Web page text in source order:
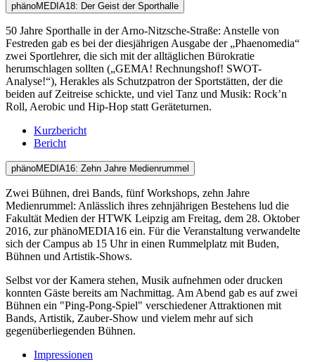
phänoMEDIA18: Der Geist der Sporthalle
50 Jahre Sporthalle in der Arno-Nitzsche-Straße: Anstelle von
Festreden gab es bei der diesjährigen Ausgabe der „Phaenomedia“
zwei Sportlehrer, die sich mit der alltäglichen Bürokratie
herumschlagen sollten („GEMA! Rechnungshof! SWOT-
Analyse!“), Herakles als Schutzpatron der Sportstätten, der die
beiden auf Zeitreise schickte, und viel Tanz und Musik: Rock’n
Roll, Aerobic und Hip-Hop statt Geräteturnen.
Kurzbericht
Bericht
phänoMEDIA16: Zehn Jahre Medienrummel
Zwei Bühnen, drei Bands, fünf Workshops, zehn Jahre
Medienrummel: Anlässlich ihres zehnjährigen Bestehens lud die
Fakultät Medien der HTWK Leipzig am Freitag, dem 28. Oktober
2016, zur phänoMEDIA16 ein. Für die Veranstaltung verwandelte
sich der Campus ab 15 Uhr in einen Rummelplatz mit Buden,
Bühnen und Artistik-Shows.
Selbst vor der Kamera stehen, Musik aufnehmen oder drucken
konnten Gäste bereits am Nachmittag. Am Abend gab es auf zwei
Bühnen ein "Ping-Pong-Spiel" verschiedener Attraktionen mit
Bands, Artistik, Zauber-Show und vielem mehr auf sich
gegenüberliegenden Bühnen.
Impressionen